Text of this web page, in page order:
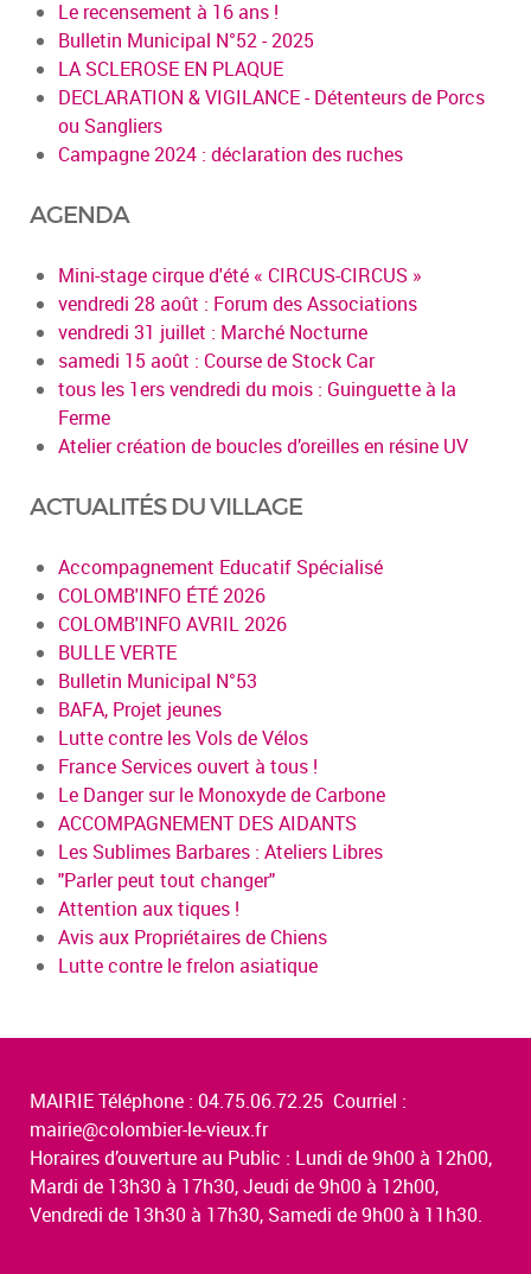
Le recensement à 16 ans !
Bulletin Municipal N°52 - 2025
LA SCLEROSE EN PLAQUE
DECLARATION & VIGILANCE - Détenteurs de Porcs
ou Sangliers
Campagne 2024 : déclaration des ruches
AGENDA
Mini-stage cirque d'été « CIRCUS-CIRCUS »
vendredi 28 août : Forum des Associations
vendredi 31 juillet : Marché Nocturne
samedi 15 août : Course de Stock Car
tous les 1ers vendredi du mois : Guinguette à la
Ferme
Atelier création de boucles d’oreilles en résine UV
ACTUALITÉS DU VILLAGE
Accompagnement Educatif Spécialisé
COLOMB'INFO ÉTÉ 2026
COLOMB'INFO AVRIL 2026
BULLE VERTE
Bulletin Municipal N°53
BAFA, Projet jeunes
Lutte contre les Vols de Vélos
France Services ouvert à tous !
Le Danger sur le Monoxyde de Carbone
ACCOMPAGNEMENT DES AIDANTS
Les Sublimes Barbares : Ateliers Libres
"Parler peut tout changer"
Attention aux tiques !
Avis aux Propriétaires de Chiens
Lutte contre le frelon asiatique
MAIRIE Téléphone : 04.75.06.72.25 Courriel :
mairie@colombier-le-vieux.fr
Horaires d’ouverture au Public : Lundi de 9h00 à 12h00,
Mardi de 13h30 à 17h30, Jeudi de 9h00 à 12h00,
Vendredi de 13h30 à 17h30, Samedi de 9h00 à 11h30.